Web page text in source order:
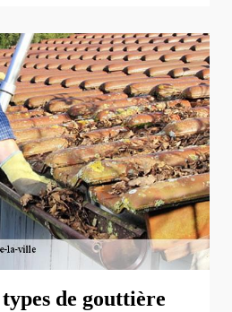
de gouttière